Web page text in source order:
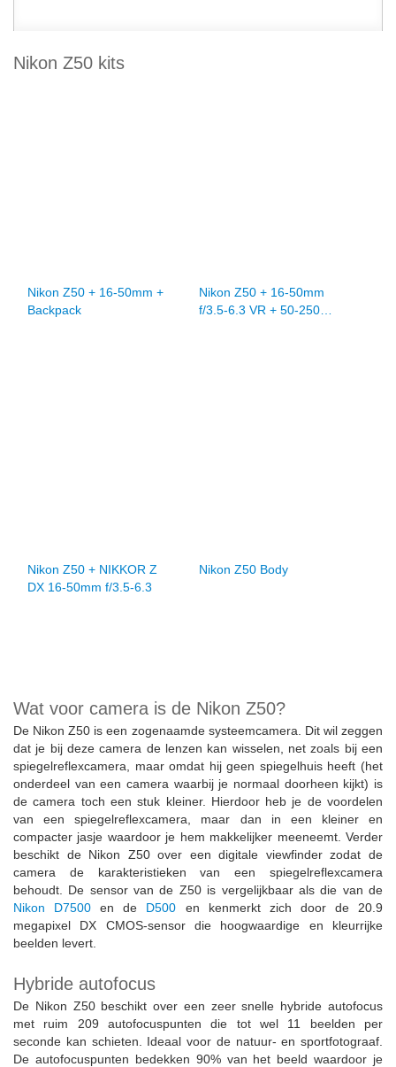
Nikon Z50 kits
Nikon Z50 + 16-50mm +
Backpack
Nikon Z50 + 16-50mm
f/3.5-6.3 VR + 50-250mm
Nikon Z50 + NIKKOR Z
DX 16-50mm f/3.5-6.3
Nikon Z50 Body
Wat voor camera is de Nikon Z50?
De Nikon Z50 is een zogenaamde systeemcamera. Dit wil zeggen
dat je bij deze camera de lenzen kan wisselen, net zoals bij een
spiegelreflexcamera, maar omdat hij geen spiegelhuis heeft (het
onderdeel van een camera waarbij je normaal doorheen kijkt) is
de camera toch een stuk kleiner. Hierdoor heb je de voordelen
van een spiegelreflexcamera, maar dan in een kleiner en
compacter jasje waardoor je hem makkelijker meeneemt. Verder
beschikt de Nikon Z50 over een digitale viewfinder zodat de
camera de karakteristieken van een spiegelreflexcamera
behoudt. De sensor van de Z50 is vergelijkbaar als die van de
Nikon D7500 en de D500 en kenmerkt zich door de 20.9
megapixel DX CMOS-sensor die hoogwaardige en kleurrijke
beelden levert.
Hybride autofocus
De Nikon Z50 beschikt over een zeer snelle hybride autofocus
met ruim 209 autofocuspunten die tot wel 11 beelden per
seconde kan schieten. Ideaal voor de natuur- en sportfotograaf.
De autofocuspunten bedekken 90% van het beeld waardoor je